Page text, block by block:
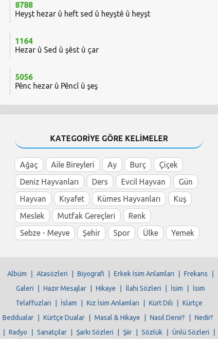
8788
Heyşt hezar û heft sed û heyştê û heyşt
1164
Hezar û Sed û şêst û çar
5056
Pênc hezar û Pêncî û şeş
KATEGORİYE GÖRE KELİMELER
Ağaç Aile Bireyleri Ay Burç
Çiçek
Deniz Hayvanları
Ders Evcil Hayvan
Gün
Hayvan
Kıyafet Kümes Hayvanları
Kuş
Meslek
Mutfak Gereçleri
Renk
Sebze - Meyve
Şehir Spor Ülke Yemek
Albüm Atasözleri Biyografi Erkek İsim Anlamları Frekans
Galeri
Hazır Mesajlar Hikaye İlahi Sözleri İsim
İsim
Telaffuzları
İslam Kız İsim Anlamları Kürt Dili
Kürtçe
Beddualar
Kürtçe Dualar Masal & Hikaye Nasıl Denir?
Nedir?
Radyo Sanatçılar Şarkı Sözleri Şiir Sözlük Ünlü Sözleri